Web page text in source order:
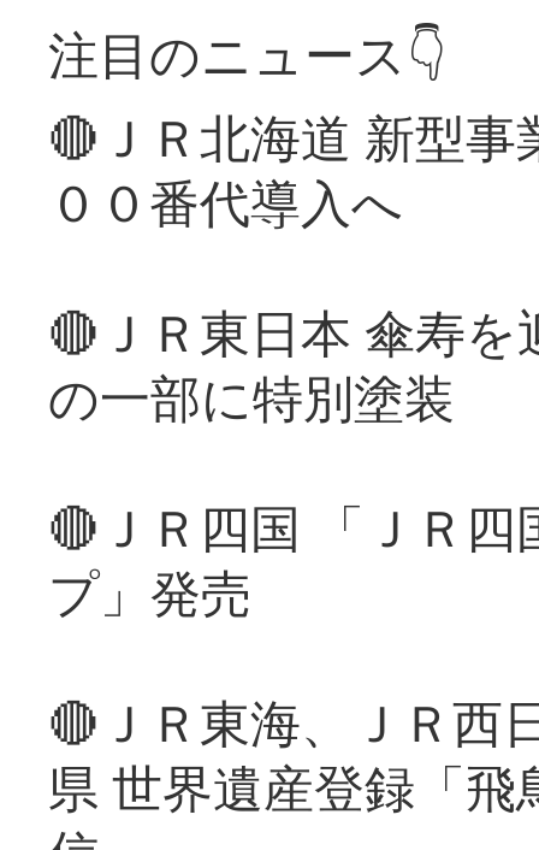
注目のニュース👇
🔴ＪＲ北海道 新型
００番代導入へ
🔴ＪＲ東日本 傘寿
の一部に特別塗装
🔴ＪＲ四国 「ＪＲ
プ」発売
🔴ＪＲ東海、ＪＲ西
県 世界遺産登録「